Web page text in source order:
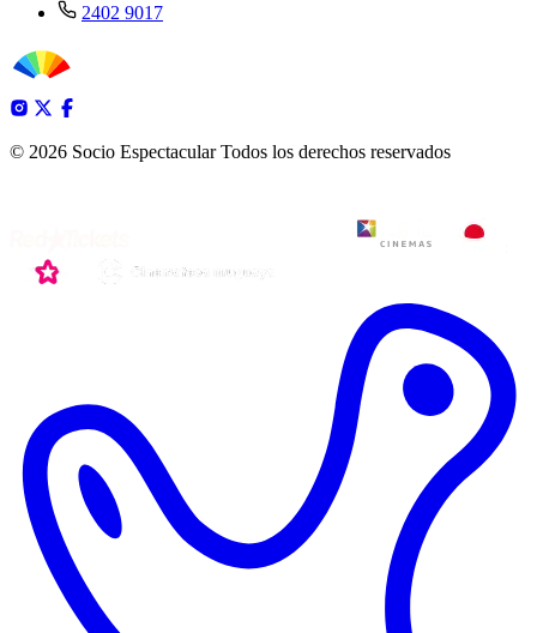
2402 9017
© 2026 Socio Espectacular Todos los derechos reservados